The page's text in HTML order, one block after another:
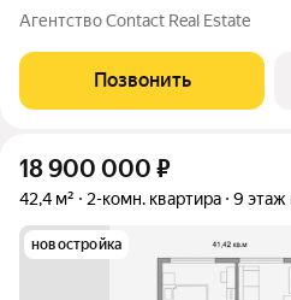
ориентированные во внутренний
кухни-гостинной и две (одну)
Агентство Contact Real Estate
Позвонить
18 900 000 ₽
42,4 м² 2-комн. квартира 9 этаж
новостройка